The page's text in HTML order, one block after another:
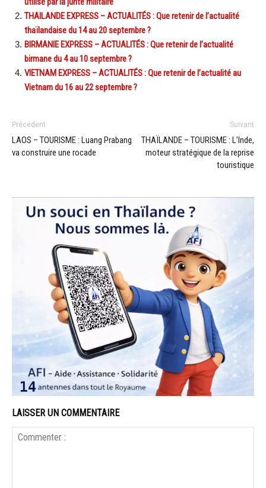
THAILANDE EXPRESS – ACTUALITÉS : Que retenir de l’actualité
thaïlandaise du 14 au 20 septembre ?
BIRMANIE EXPRESS – ACTUALITÉS : Que retenir de l’actualité
birmane du 4 au 10 septembre ?
VIETNAM EXPRESS – ACTUALITÉS : Que retenir de l’actualité au
Vietnam du 16 au 22 septembre ?
Précédent
LAOS – TOURISME : Luang Prabang
va construire une rocade
Suivant
THAÏLANDE – TOURISME : L’Inde,
moteur stratégique de la reprise
touristique
LAISSER UN COMMENTAIRE